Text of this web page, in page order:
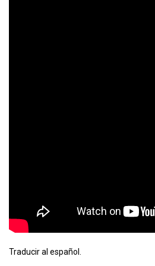
Traducir al español.